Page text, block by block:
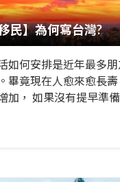
民】為何寫台灣?
如何安排是近年最多
畢竟現在人愈來愈長
加， 如果沒有提早準